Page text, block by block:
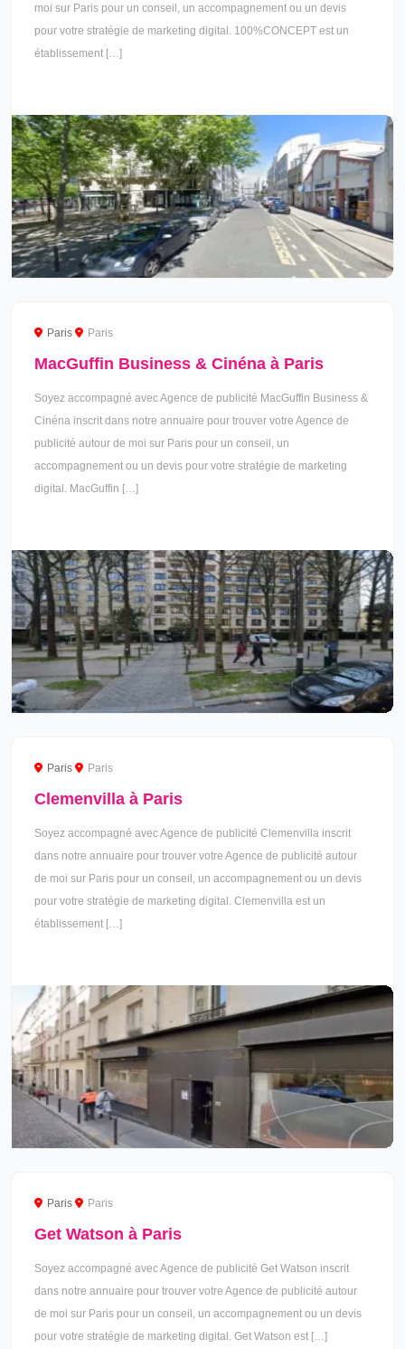
moi sur Paris pour un conseil, un accompagnement ou un devis
pour votre stratégie de marketing digital. 100%CONCEPT est un
établissement […]
Paris Paris
MacGuffin Business & Cinéna à Paris
Soyez accompagné avec Agence de publicité MacGuffin Business &
Cinéna inscrit dans notre annuaire pour trouver votre Agence de
publicité autour de moi sur Paris pour un conseil, un
accompagnement ou un devis pour votre stratégie de marketing
digital. MacGuffin […]
Paris Paris
Clemenvilla à Paris
Soyez accompagné avec Agence de publicité Clemenvilla inscrit
dans notre annuaire pour trouver votre Agence de publicité autour
de moi sur Paris pour un conseil, un accompagnement ou un devis
pour votre stratégie de marketing digital. Clemenvilla est un
établissement […]
Paris Paris
Get Watson à Paris
Soyez accompagné avec Agence de publicité Get Watson inscrit
dans notre annuaire pour trouver votre Agence de publicité autour
de moi sur Paris pour un conseil, un accompagnement ou un devis
pour votre stratégie de marketing digital. Get Watson est […]